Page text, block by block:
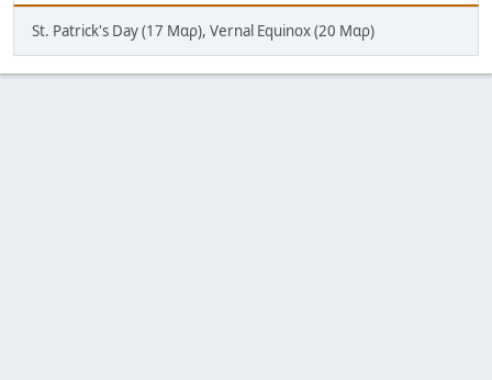
St. Patrick's Day (17 Μαρ), Vernal Equinox (20 Μαρ)